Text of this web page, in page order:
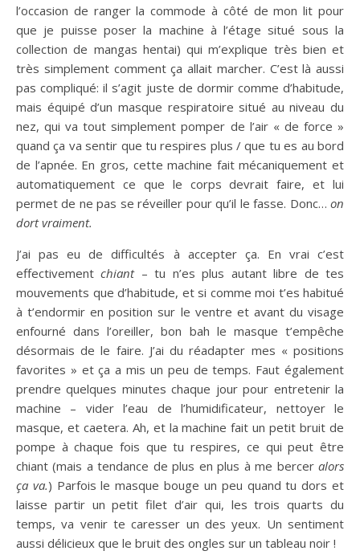
l’occasion de ranger la commode à côté de mon lit pour
que je puisse poser la machine à l’étage situé sous la
collection de mangas hentai) qui m’explique très bien et
très simplement comment ça allait marcher. C’est là aussi
pas compliqué: il s’agit juste de dormir comme d’habitude,
mais équipé d’un masque respiratoire situé au niveau du
nez, qui va tout simplement pomper de l’air « de force »
quand ça va sentir que tu respires plus / que tu es au bord
de l’apnée. En gros, cette machine fait mécaniquement et
automatiquement ce que le corps devrait faire, et lui
permet de ne pas se réveiller pour qu’il le fasse. Donc… on
dort vraiment.
J’ai pas eu de difficultés à accepter ça. En vrai c’est
effectivementchiant– tu n’es plus autant libre de tes
mouvements que d’habitude, et si comme moi t’es habitué
à t’endormir en position sur le ventre et avant du visage
enfourné dans l’oreiller, bon bah le masque t’empêche
désormais de le faire. J’ai du réadapter mes « positions
favorites » et ça a mis un peu de temps. Faut également
prendre quelques minutes chaque jour pour entretenir la
machine – vider l’eau de l’humidificateur, nettoyer le
masque, et caetera. Ah, et la machine fait un petit bruit de
pompe à chaque fois que tu respires, ce qui peut être
chiant (mais a tendance de plus en plus à me bercer alors
ça va.) Parfois le masque bouge un peu quand tu dors et
laisse partir un petit filet d’air qui, les trois quarts du
temps, va venir te caresser un des yeux. Un sentiment
aussi délicieux que le bruit des ongles sur un tableau noir !